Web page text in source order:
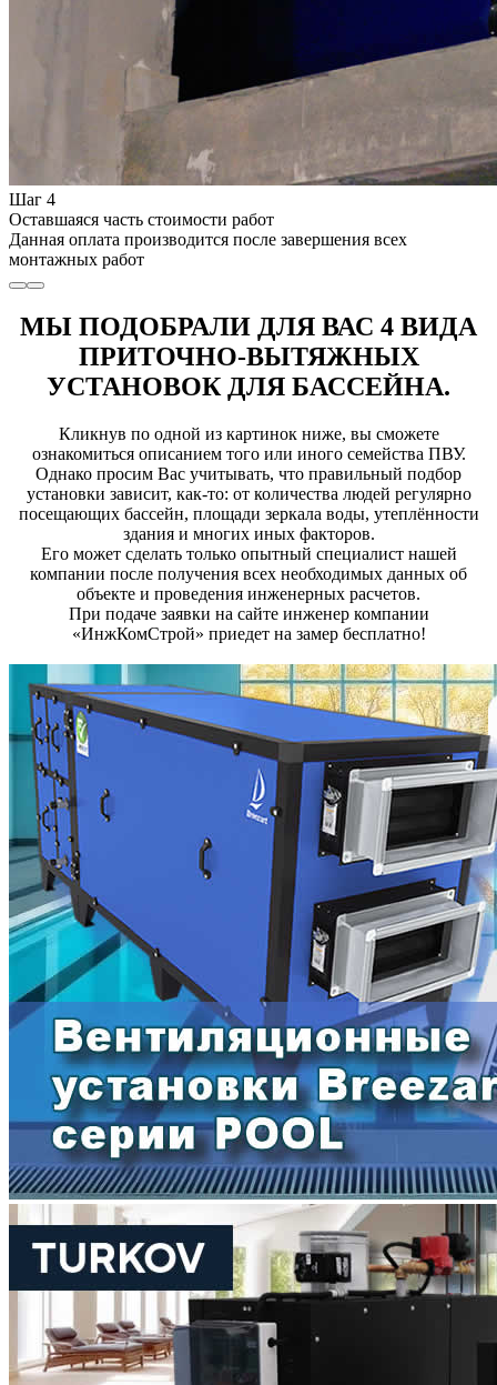
Шаг 4
Оставшаяся часть стоимости работ
Данная оплата производится после завершения всех
монтажных работ
МЫ ПОДОБРАЛИ ДЛЯ ВАС 4 ВИДА
ПРИТОЧНО-ВЫТЯЖНЫХ
УСТАНОВОК ДЛЯ БАССЕЙНА.
Кликнув по одной из картинок ниже, вы сможете
ознакомиться описанием того или иного семейства ПВУ.
Однако просим Вас учитывать, что правильный подбор
установки зависит, как-то: от количества людей регулярно
посещающих бассейн, площади зеркала воды, утеплённости
здания и многих иных факторов.
Его может сделать только опытный специалист нашей
компании после получения всех необходимых данных об
объекте и проведения инженерных расчетов.
При подаче заявки на сайте инженер компании
«ИнжКомСтрой» приедет на замер бесплатно!